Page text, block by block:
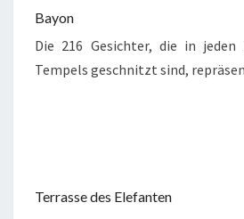
Bayon
Die 216 Gesichter, die in jeden
Tempels geschnitzt sind,
Terrasse des Elefanten